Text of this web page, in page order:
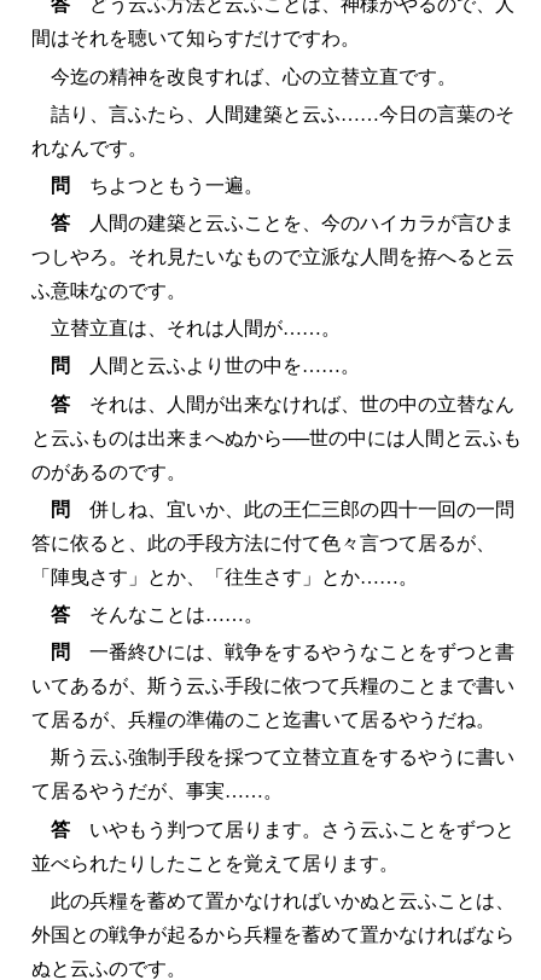
答どう云ふ方法と云ふことは、神様がやるので、人
間はそれを聴いて知らすだけですわ。
今迄の精神を改良すれば、心の立替立直です。
詰り、言ふたら、人間建築と云ふ……今日の言葉のそ
れなんです。
問 ちよつともう一遍。
答人間の建築と云ふことを、今のハイカラが言ひま
つしやろ。それ見たいなもので立派な人間を拵へると云
ふ意味なのです。
立替立直は、それは人間が……。
問 人間と云ふより世の中を……。
答それは、人間が出来なければ、世の中の立替なん
と云ふものは出来まへぬから──世の中には人間と云ふも
のがあるのです。
問 併しね、宜いか、此の王仁三郎の四十一回の一問
答に依ると、此の手段方法に付て色々言つて居るが、
「陣曳さす」とか、「往生さす」とか……。
答そんなことは……。
問 一番終ひには、戦争をするやうなことをずつと書
いてあるが、斯う云ふ手段に依つて兵糧のことまで書い
て居るが、兵糧の準備のこと迄書いて居るやうだね。
斯う云ふ強制手段を採つて立替立直をするやうに書い
て居るやうだが、事実……。
答いやもう判つて居ります。さう云ふことをずつと
並べられたりしたことを覚えて居ります。
此の兵糧を蓄めて置かなければいかぬと云ふことは、
外国との戦争が起るから兵糧を蓄めて置かなければなら
ぬと云ふのです。